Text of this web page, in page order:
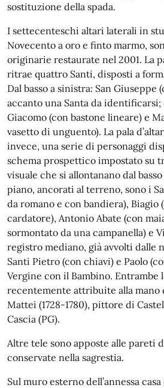
sostituzione della spada.
I settecenteschi altari laterali in
Novecento a oro e finto marmo,
originarie restaurate nel 2001. La
ritrae quattro Santi, disposti a
Dal basso a sinistra: San Giuseppe
accanto una Santa da identificarsi;
Giacomo (con bastone lineare) e
vasetto di unguento). La pala
invece, una serie di personaggi
schema prospettico impostato su
visuale che si allontanano dal
piano, ancorati al terreno, sono i
da romano e con bandiera), Biagio
cardatore), Antonio Abate (con
sormontato da una campanella) e
registro mediano, già avvolti dalle
Santi Pietro (con chiavi) e Paolo
Vergine con il Bambino. Entrambe
recentemente attribuite alla mano
Mattei (1728-1780), pittore di
Cascia (PG).
Altre tele sono apposte alle pareti
conservate nella sagrestia.
Sul muro esterno dell’annessa